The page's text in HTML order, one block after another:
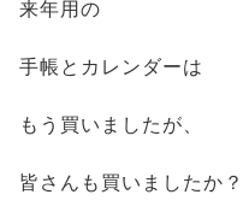
来年用の
手帳とカレンダーは
もう買いましたが、
皆さんも買いましたか？